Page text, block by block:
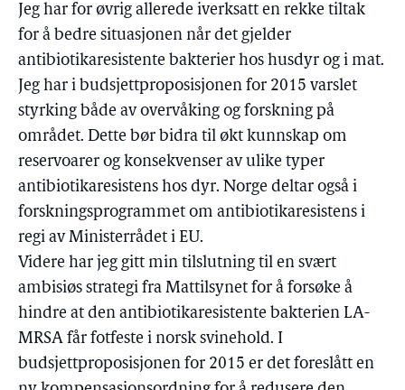
Jeg har for øvrig allerede iverksatt en rekke tiltak
for å bedre situasjonen når det gjelder
antibiotikaresistente bakterier hos husdyr og i mat.
Jeg har i budsjettproposisjonen for 2015 varslet
styrking både av overvåking og forskning på
området. Dette bør bidra til økt kunnskap om
reservoarer og konsekvenser av ulike typer
antibiotikaresistens hos dyr. Norge deltar også i
forskningsprogrammet om antibiotikaresistens i
regi av Ministerrådet i EU.
Videre har jeg gitt min tilslutning til en svært
ambisiøs strategi fra Mattilsynet for å forsøke å
hindre at den antibiotikaresistente bakterien LA-
MRSA får fotfeste i norsk svinehold. I
budsjettproposisjonen for 2015 er det foreslått en